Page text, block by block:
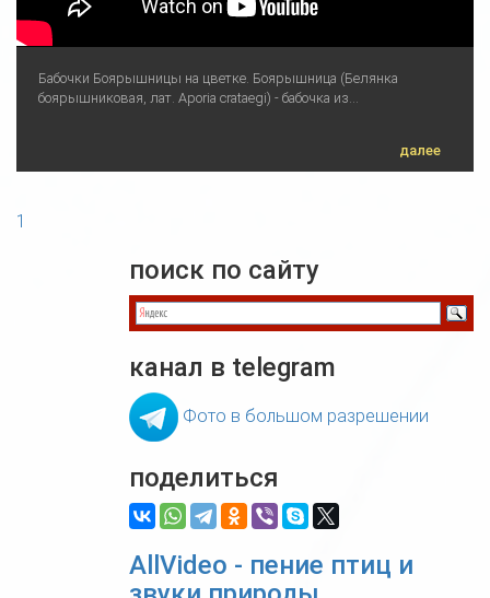
Бабочки Боярышницы на цветке. Боярышница (Белянка
боярышниковая, лат. Aporia crataegi) - бабочка из...
далее
1
поиск по сайту
канал в telegram
Фото в большом разрешении
поделиться
AllVideo - пение птиц и